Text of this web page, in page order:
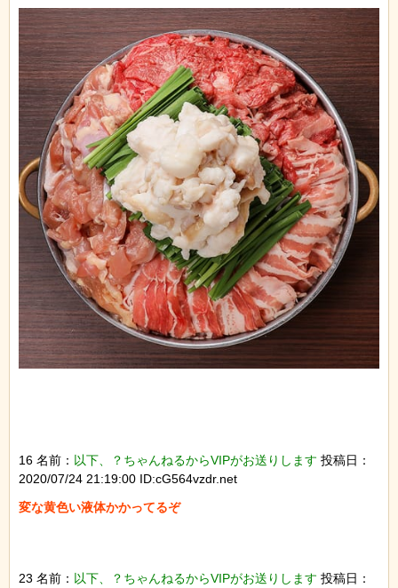
16 名前： 以下、？ちゃんねるからVIPがお送りします 投稿日：
2020/07/24 21:19:00 ID:cG564vzdr.net
変な黄色い液体かかってるぞ
23 名前： 以下、？ちゃんねるからVIPがお送りします 投稿日：